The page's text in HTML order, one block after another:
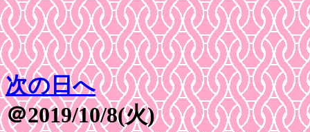
次の日へ
＠2019/10/8(火)